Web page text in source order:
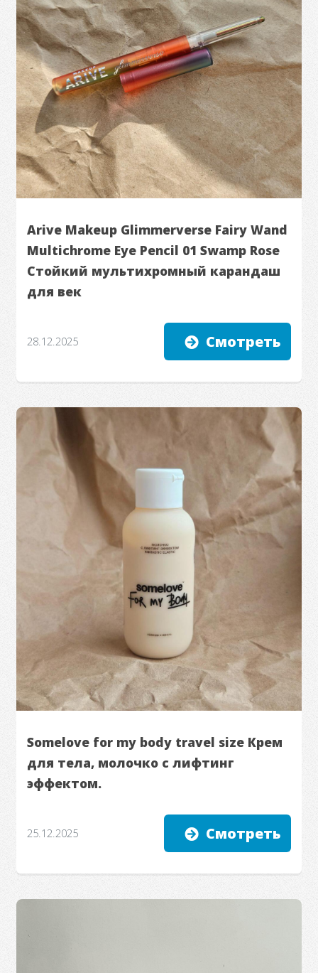
Arive Makeup Glimmerverse Fairy Wand
Multichrome Eye Pencil 01 Swamp Rose
Стойкий мультихромный карандаш
для век
28.12.2025 Смотреть
Somelove for my body travel size Крем
для тела, молочко с лифтинг
эффектом.
25.12.2025 Смотреть